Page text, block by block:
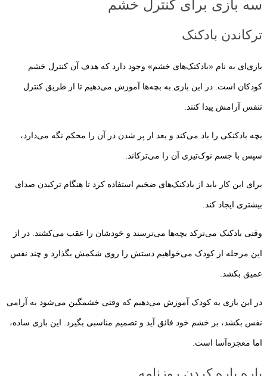
سه بازی برای کنترل خشم
ترکاندن بادکنک‌
بازی‌ای به نام «بادکنک‌های خشم» وجود دارد که هدف آن کنترل خشم
کودکان است. در این بازی به بچه‌ها آموزش می‌دهیم تا از طریق کنترل
تنفس آرامش پیدا کنند.
بچه بادکنکی را باد می‌کند و بعد از پر شدن در آن را محکم نگه می‌دارد،
سپس با جسم نوک‌تیزی آن را می‌ترکاند.
برای این کار باید از بادکنک‌های ضخیم استفاده کرد تا هنگام ترکیدن صدای
بیشتری ایجاد کند.
وقتی بادکنک می‌ترکد بچه‌ها می‌ترسند و خودشان را عقب می‌کشند. در از
این مرحله از کودک می‌خواهیم دستش را روی شکمش بگذارد و چند نفس
عمیق بکشد.
در این بازی به کودک آموزش می‌دهیم که وقتی خشمگین می‌شود به آرامی
نفس بکشد، بر خشم خود فائق آید و تصمیم مناسبی بگیرد. این بازی ساده،
اما معجزه‌آسا است.